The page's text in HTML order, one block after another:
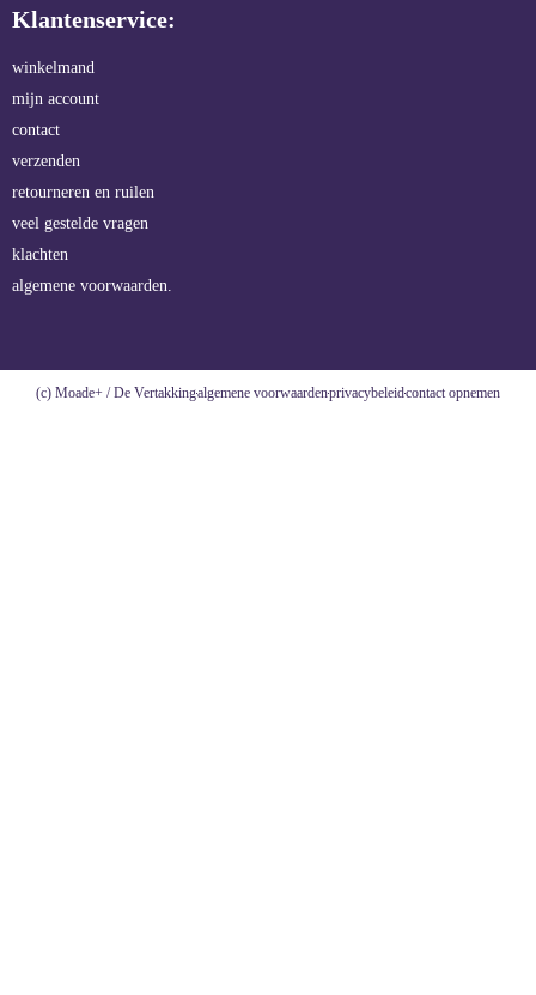
Klantenservice:
winkelmand
mijn account
contact
verzenden
retourneren en ruilen
veel gestelde vragen
klachten
algemene voorwaarden.
(c) Moade+ / De Vertakkingalgemene voorwaardenprivacybeleidcontact opnemen